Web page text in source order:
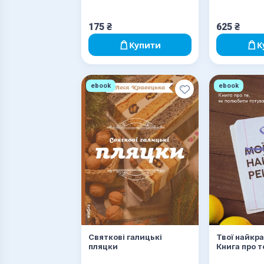
175 ₴
Купити
625₴
ebook
Святкові галицькі
пляцки
ebook
Твої
Книга про